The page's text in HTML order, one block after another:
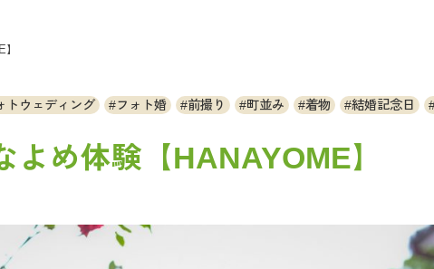
トウェディング フォト婚 前撮り 町並み 着物 結婚記念日
よめ体験【HANAYOME】